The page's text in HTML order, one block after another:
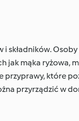
składników. Osoby
mąka ryżowa,
przyprawy, które
przyrządzić w